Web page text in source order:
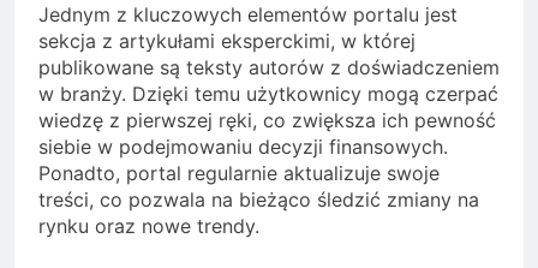
Jednym z kluczowych elementów portalu jest
sekcja z artykułami eksperckimi, w której
publikowane są teksty autorów z doświadczeniem
w branży. Dzięki temu użytkownicy mogą czerpać
wiedzę z pierwszej ręki, co zwiększa ich pewność
siebie w podejmowaniu decyzji finansowych.
Ponadto, portal regularnie aktualizuje swoje
treści, co pozwala na bieżąco śledzić zmiany na
rynku oraz nowe trendy.